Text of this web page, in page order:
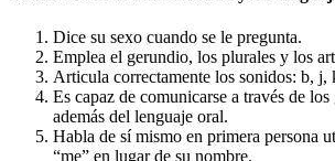
Dice su sexo cuando se le pregunta.
Emplea el gerundio, los plurales y los
Articula correctamente los sonidos: b, j,
Es capaz de comunicarse a través de
además del lenguaje oral.
Habla de sí mismo en primera persona
“me” en lugar de su nombre.